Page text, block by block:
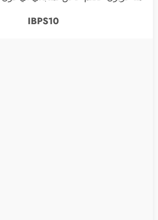
IBPS10